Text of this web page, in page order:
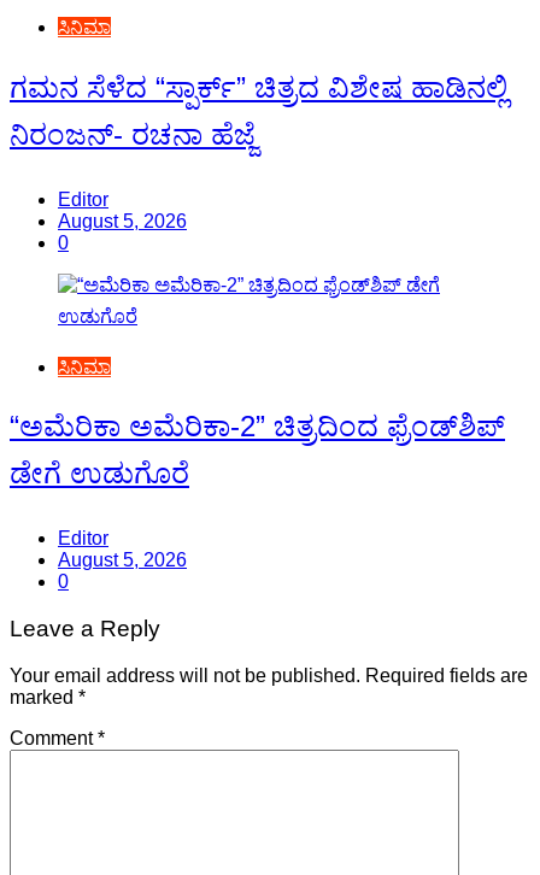
ಸಿನಿಮಾ
ಗಮನ ಸೆಳೆದ “ಸ್ಪಾರ್ಕ್” ಚಿತ್ರದ ವಿಶೇಷ ಹಾಡಿನಲ್ಲಿ
ನಿರಂಜನ್- ರಚನಾ ಹೆಜ್ಜೆ
Editor
August 5, 2026
0
ಸಿನಿಮಾ
“ಅಮೆರಿಕಾ ಅಮೆರಿಕಾ-2” ಚಿತ್ರದಿಂದ ಫ್ರೆಂಡ್‍ಶಿಪ್
ಡೇಗೆ ಉಡುಗೊರೆ
Editor
August 5, 2026
0
Leave a Reply
Your email address will not be published. Required fields are
marked *
Comment*